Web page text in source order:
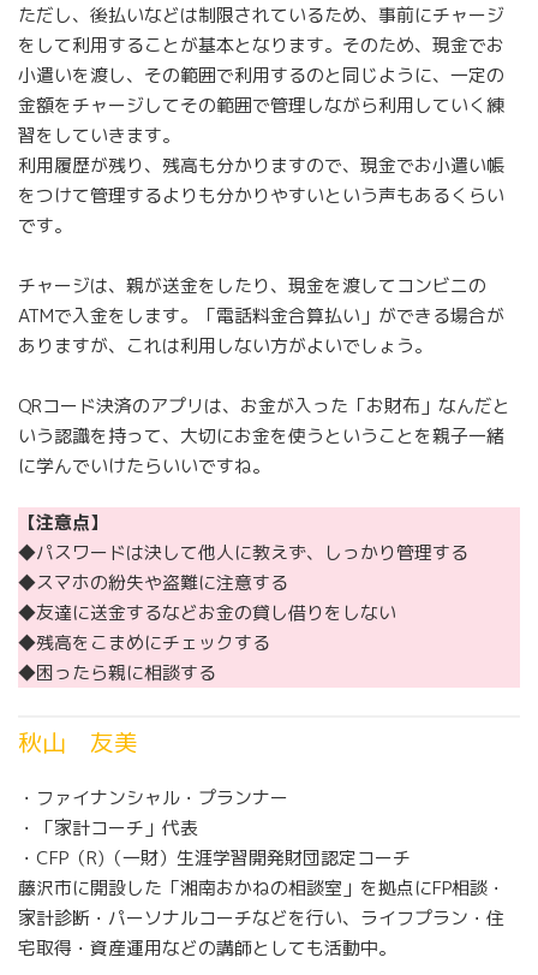
ただし、後払いなどは制限されているため、事前にチャージ
をして利用することが基本となります。そのため、現金でお
小遣いを渡し、その範囲で利用するのと同じように、一定の
金額をチャージしてその範囲で管理しながら利用していく練
習をしていきます。
利用履歴が残り、残高も分かりますので、現金でお小遣い帳
をつけて管理するよりも分かりやすいという声もあるくらい
です。
チャージは、親が送金をしたり、現金を渡してコンビニの
ATMで入金をします。「電話料金合算払い」ができる場合が
ありますが、これは利用しない方がよいでしょう。
QRコード決済のアプリは、お金が入った「お財布」なんだと
いう認識を持って、大切にお金を使うということを親子一緒
に学んでいけたらいいですね。
【注意点】
◆パスワードは決して他人に教えず、しっかり管理する
◆スマホの紛失や盗難に注意する
◆友達に送金するなどお金の貸し借りをしない
◆残高をこまめにチェックする
◆困ったら親に相談する
秋山 友美
・ファイナンシャル・プランナー
・「家計コーチ」代表
・CFP（R)（一財）生涯学習開発財団認定コーチ
藤沢市に開設した「湘南おかねの相談室」を拠点にFP相談・
家計診断・パーソナルコーチなどを行い、ライフプラン・住
宅取得・資産運用などの講師としても活動中。